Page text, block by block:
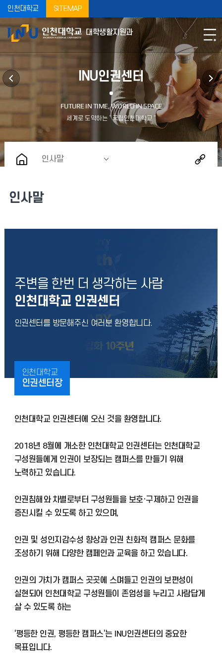
인천대학교 SITEMAP
대학생활지원과
INU인권센터
인사말
인사말
인천대학교
인권센터장
주변을 한번 더 생각하는 사람
인천대학교 인권센터
인권센터를 방문해주신 여러분 환영합니다.
인천대학교 인권센터에 오신 것을 환영합니다.
2018년 8월에 개소한 인천대학교 인권센터는 인천대학교
구성원들에게 인권이 보장되는 캠퍼스를 만들기 위해
노력하고 있습니다.
인권침해와 차별로부터 구성원들을 보호·구제하고 인권을
증진시킬 수 있도록 하고 있으며,
인권 및 성인지감수성 향상과 인권 친화적 캠퍼스 문화를
조성하기 위해 다양한 캠페인과 교육을 하고 있습니다.
인권의 가치가 캠퍼스 곳곳에 스며들고 인권의 보편성이
실현되어 인천대학교 구성원들이 존엄성을 누리고 사람답게
살 수 있도록 하는
‘평등한 인권, 평등한 캠퍼스’는 INU인권센터의 중요한
목표입니다.